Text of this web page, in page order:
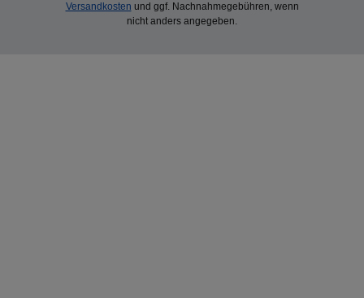
Versandkosten und ggf. Nachnahmegebühren, wenn
nicht anders angegeben.